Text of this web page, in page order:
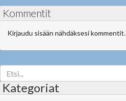
Kommentit
Kirjaudu sisään nähdäksesi kommentit.
Kategoriat